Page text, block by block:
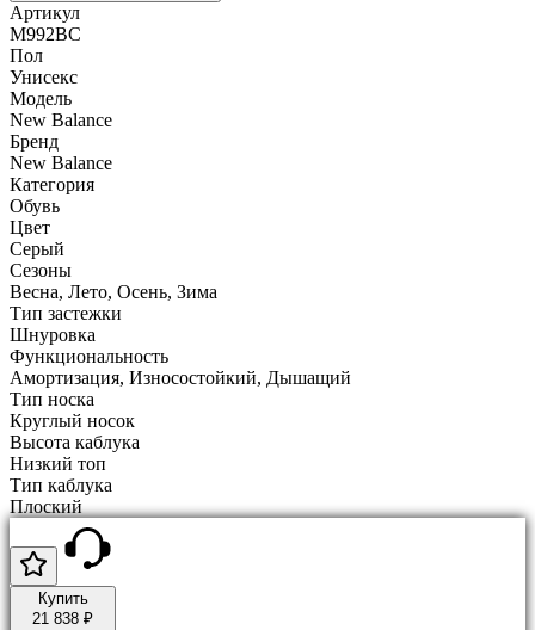
Артикул
M992BC
Пол
Унисекс
Модель
New Balance
Бренд
New Balance
Категория
Обувь
Цвет
Серый
Сезоны
Весна, Лето, Осень, Зима
Тип застежки
Шнуровка
Функциональность
Амортизация, Износостойкий, Дышащий
Тип носка
Круглый носок
Высота каблука
Низкий топ
Тип каблука
Плоский
Купить
21 838 ₽